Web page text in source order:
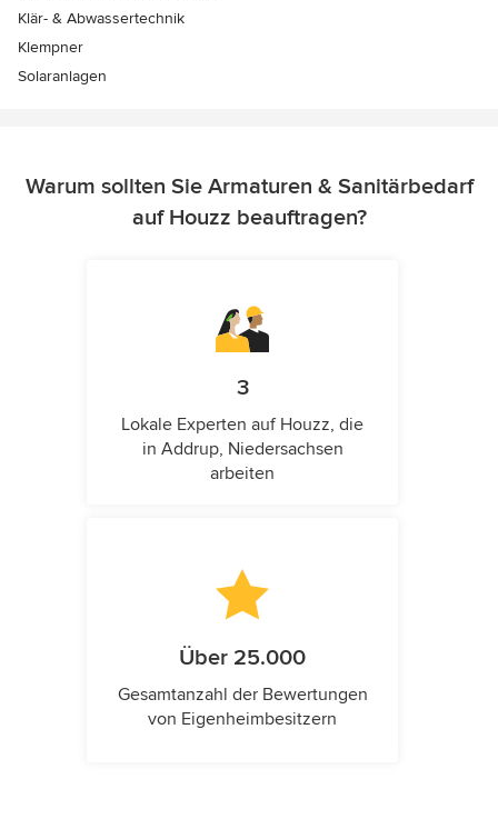
Klär- & Abwassertechnik
Klempner
Solaranlagen
Warum sollten Sie Armaturen & Sanitärbedarf
auf Houzz beauftragen?
3
Lokale Experten auf Houzz, die
in Addrup, Niedersachsen
arbeiten
Über 25.000
Gesamtanzahl der Bewertungen
von Eigenheimbesitzern